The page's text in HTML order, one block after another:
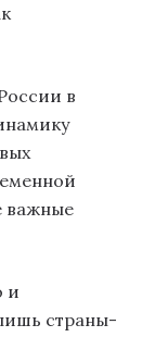
в
важные
и
страны-